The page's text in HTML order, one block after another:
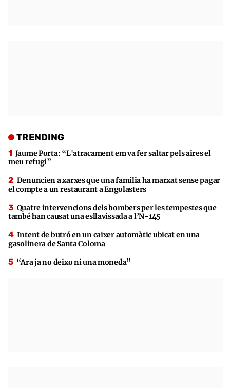
TRENDING
Jaume Porta: “L'atracament em va fer saltar pels aires el
meu refugi”
Denuncien a xarxes que una família ha marxat sense pagar
el compte a un restaurant a Engolasters
Quatre intervencions dels bombers per les tempestes que
també han causat una esllavissada a l’N-145
Intent de butró en un caixer automàtic ubicat en una
gasolinera de Santa Coloma
“Ara ja no deixo ni una moneda”